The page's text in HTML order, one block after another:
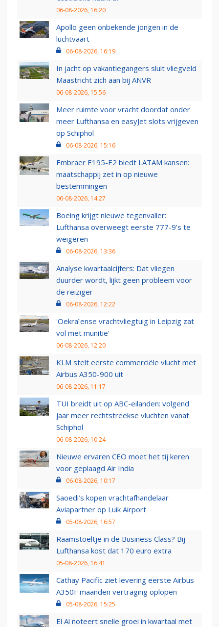
06-08-2026, 16:20
Apollo geen onbekende jongen in de
luchtvaart
06-08-2026, 16:19
In jacht op vakantiegangers sluit vliegveld
Maastricht zich aan bij ANVR
06-08-2026, 15:56
Meer ruimte voor vracht doordat onder
meer Lufthansa en easyJet slots vrijgeven
op Schiphol
06-08-2026, 15:16
Embraer E195-E2 biedt LATAM kansen:
maatschappij zet in op nieuwe
bestemmingen
06-08-2026, 14:27
Boeing krijgt nieuwe tegenvaller:
Lufthansa overweegt eerste 777-9’s te
weigeren
06-08-2026, 13:36
Analyse kwartaalcijfers: Dat vliegen
duurder wordt, lijkt geen probleem voor
de reiziger
06-08-2026, 12:22
'Oekraïense vrachtvliegtuig in Leipzig zat
vol met munitie'
06-08-2026, 12:20
KLM stelt eerste commerciële vlucht met
Airbus A350-900 uit
06-08-2026, 11:17
TUI breidt uit op ABC-eilanden: volgend
jaar meer rechtstreekse vluchten vanaf
Schiphol
06-08-2026, 10:24
Nieuwe ervaren CEO moet het tij keren
voor geplaagd Air India
06-08-2026, 10:17
Saoedi’s kopen vrachtafhandelaar
Aviapartner op Luik Airport
05-08-2026, 16:57
Raamstoeltje in de Business Class? Bij
Lufthansa kost dat 170 euro extra
05-08-2026, 16:41
Cathay Pacific ziet levering eerste Airbus
A350F maanden vertraging oplopen
05-08-2026, 15:25
El Al noteert snelle groei in kwartaal met